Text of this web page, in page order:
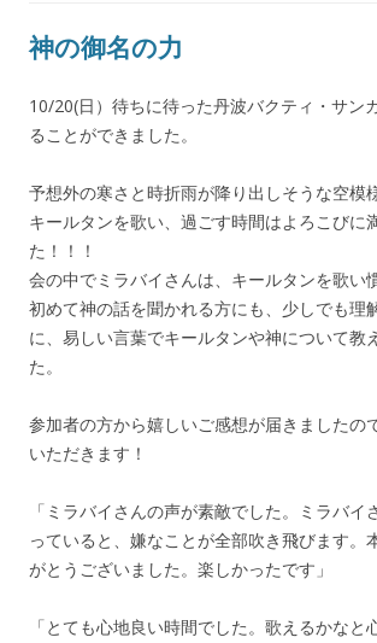
神の御名の力
10/20(日）待ちに待った丹波バクティ・サン
ることができました。
予想外の寒さと時折雨が降り出しそうな空模
キールタンを歌い、過ごす時間はよろこびに
た！！！
会の中でミラバイさんは、キールタンを歌い
初めて神の話を聞かれる方にも、少しでも理
に、易しい言葉でキールタンや神について教
た。
参加者の方から嬉しいご感想が届きましたの
いただきます！
「ミラバイさんの声が素敵でした。ミラバイ
っていると、嫌なことが全部吹き飛びます。
がとうございました。楽しかったです」
「とても心地良い時間でした。歌えるかなと